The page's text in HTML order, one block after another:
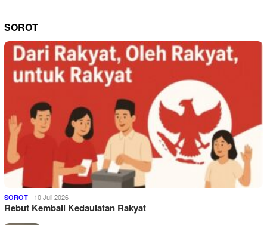
SOROT
SOROT 10 Juli 2026
Rebut Kembali Kedaulatan Rakyat